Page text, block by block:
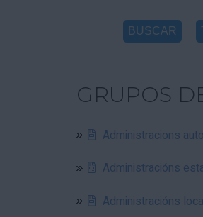
GRUPOS
Administracions
Administracións
Administracións